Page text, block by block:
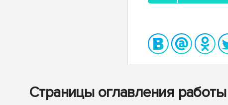
Страницы оглавления работы